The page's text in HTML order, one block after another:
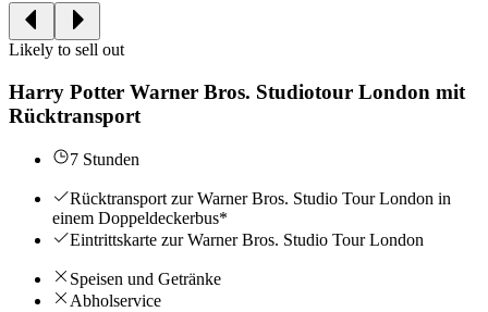
Likely to sell out
Harry Potter Warner Bros. Studiotour London mit
Rücktransport
7 Stunden
Rücktransport zur Warner Bros. Studio Tour London in
einem Doppeldeckerbus*
Eintrittskarte zur Warner Bros. Studio Tour London
Speisen und Getränke
Abholservice